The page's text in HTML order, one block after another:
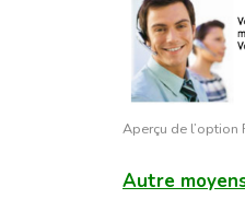
Aperçu de
Autre